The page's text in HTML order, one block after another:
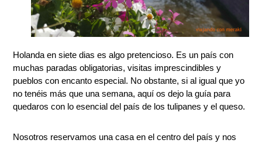
Holanda en siete dias es algo pretencioso. Es un país con
muchas paradas obligatorias, visitas imprescindibles y
pueblos con encanto especial. No obstante, si al igual que yo
no tenéis más que una semana, aquí os dejo la guía para
quedaros con lo esencial del país de los tulipanes y el queso.
Nosotros reservamos una casa en el centro del país y nos